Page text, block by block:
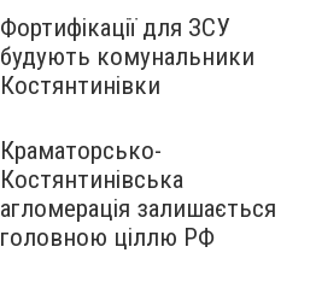
Фортифікації для ЗСУ
будують комунальники
Костянтинівки
Краматорсько-
Костянтинівська
агломерація залишається
головною ціллю РФ